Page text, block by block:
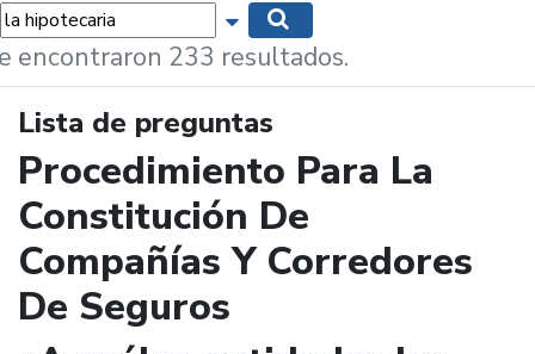
Mostrar opciones de búsqueda
encontraron 233 resultados.
Lista de preguntas
Procedimiento Para La
Constitución De
Compañías Y Corredores
De Seguros